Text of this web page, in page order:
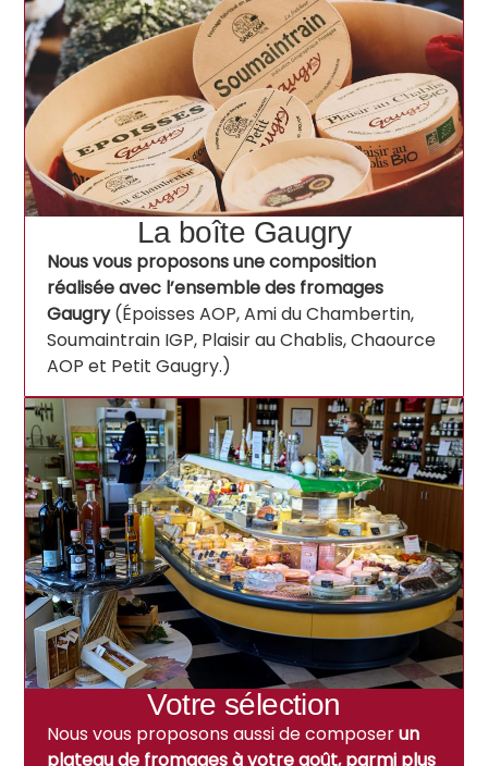
La boîte Gaugry
Nous vous proposons une composition
réalisée avec l’ensemble des fromages
Gaugry(Époisses AOP, Ami du Chambertin,
Soumaintrain IGP, Plaisir au Chablis, Chaource
AOP et Petit Gaugry.)
Votre sélection
Nous vous proposons aussi de composerun
plateau de fromages à votre goût, parmi plus